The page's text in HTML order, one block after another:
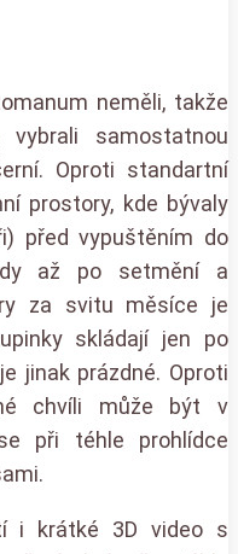
neměli, takže
samostatnou
Oproti standartní
prostory, kde bývaly
před vypuštěním do
až po setmění a
za svitu měsíce je
skládají jen po
jinak prázdné. Oproti
chvíli může být v
při téhle prohlídce
i krátké 3D video s